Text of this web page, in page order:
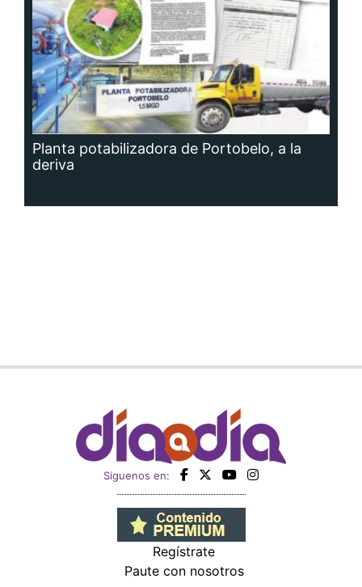
Planta potabilizadora de Portobelo, a la
deriva
Siguenos en:
Regístrate
Paute con nosotros